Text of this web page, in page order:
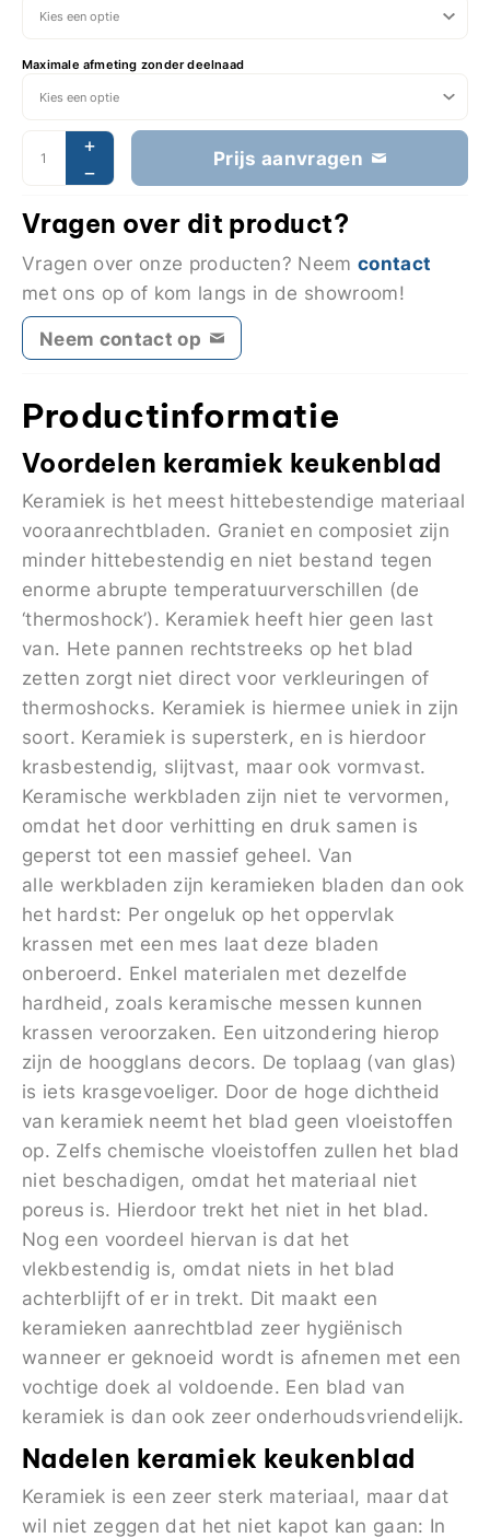
Maximale afmeting zonder deelnaad
Prijs aanvragen
Vragen over dit product?
Vragen over onze producten? Neem contact
met ons op of kom langs in de showroom!
Neem contact op
Productinformatie
Voordelen keramiek keukenblad
Keramiek is het meest hittebestendige materiaal
vooraanrechtbladen. Graniet en composiet zijn
minder hittebestendig en niet bestand tegen
enorme abrupte temperatuurverschillen (de
‘thermoshock’). Keramiek heeft hier geen last
van. Hete pannen rechtstreeks op het blad
zetten zorgt niet direct voor verkleuringen of
thermoshocks. Keramiek is hiermee uniek in zijn
soort. Keramiek is supersterk, en is hierdoor
krasbestendig, slijtvast, maar ook vormvast.
Keramische werkbladen zijn niet te vervormen,
omdat het door verhitting en druk samen is
geperst tot een massief geheel. Van
alle werkbladen zijn keramieken bladen dan ook
het hardst: Per ongeluk op het oppervlak
krassen met een mes laat deze bladen
onberoerd. Enkel materialen met dezelfde
hardheid, zoals keramische messen kunnen
krassen veroorzaken. Een uitzondering hierop
zijn de hoogglans decors. De toplaag (van glas)
is iets krasgevoeliger. Door de hoge dichtheid
van keramiek neemt het blad geen vloeistoffen
op. Zelfs chemische vloeistoffen zullen het blad
niet beschadigen, omdat het materiaal niet
poreus is. Hierdoor trekt het niet in het blad.
Nog een voordeel hiervan is dat het
vlekbestendig is, omdat niets in het blad
achterblijft of er in trekt. Dit maakt een
keramieken aanrechtblad zeer hygiënisch
wanneer er geknoeid wordt is afnemen met een
vochtige doek al voldoende. Een blad van
keramiek is dan ook zeer onderhoudsvriendelijk.
Nadelen keramiek keukenblad
Keramiek is een zeer sterk materiaal, maar dat
wil niet zeggen dat het niet kapot kan gaan: In